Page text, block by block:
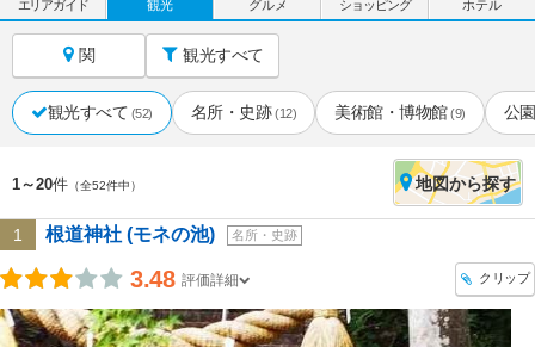
エリアガイド 観光 グルメ ショッピング ホテル
関 観光すべて
観光すべて (52) 名所・史跡 (12) 美術館・博物館 (9) 公
1～20件 （全52件中） 地図から探す
1 根道神社 (モネの池) 名所・史跡
3.48 評価詳細 クリップ